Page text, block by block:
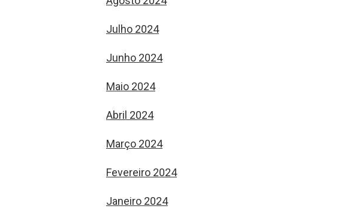
Julho 2024
Junho 2024
Maio 2024
Abril 2024
Março 2024
Fevereiro 2024
Janeiro 2024